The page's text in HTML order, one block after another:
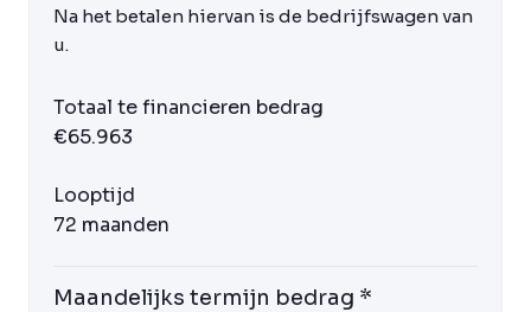
Na het betalen hiervan is de bedrijfswagen van
u.
Totaal te financieren bedrag
€65.963
Looptijd
72 maanden
Maandelijks termijn bedrag *